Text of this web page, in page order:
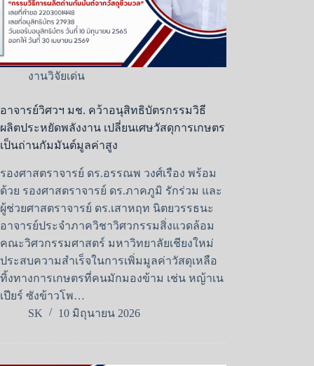
งานวิจัยเด่น
อาจารย์วิศวฯ มช. คว้าอนุสิทธิบัตรกรรมวิธี
ผลิตประหยัดพลังงาน เปลี่ยนเศษวัสดุการเกษตร
เป็นถ่านกัมมันต์มูลค่าสูง
รองศาสตราจารย์ ดร.อรรณพ วงศ์เรือง พร้อม
ด้วย รองศาสตราจารย์ ดร.ภาคภูมิ รักร่วม และ
ผู้ช่วยศาสตราจารย์ ดร.เสาหฤท นิตยวรรธนะ
อาจารย์ประจำภาควิชาวิศวกรรมสิ่งแวดล้อม
คณะวิศวกรรมศาสตร์ มหาวิทยาลัยเชียงใหม่
ประสบความสำเร็จในการเพิ่มมูลค่าวัสดุเหลือ
ทิ้งทางการเกษตรที่คนมักมองข้าม เช่น หญ้าเน
เปียร์ ซังข้าวโพ…
SK
10 มิถุนายน 2026